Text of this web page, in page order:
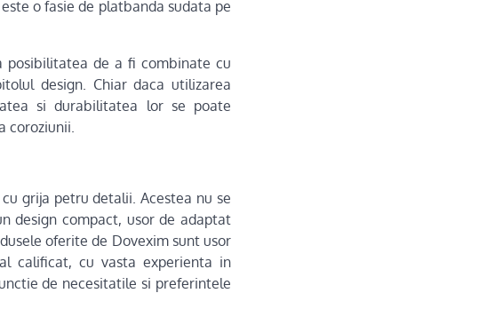
o fasie de platbanda sudata pe
posibilitatea de a fi combinate cu
design. Chiar daca utilizarea
si durabilitatea lor se poate
coroziunii.
grija petru detalii. Acestea nu se
design compact, usor de adaptat
oferite de Dovexim sunt usor
calificat, cu vasta experienta in
de necesitatile si preferintele